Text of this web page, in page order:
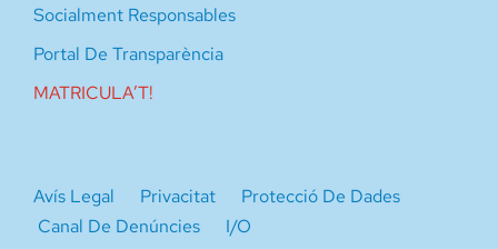
Socialment Responsables
Portal De Transparència
MATRICULA’T!
Avís Legal Privacitat
Protecció De Dades
Canal De Denúncies
I/O